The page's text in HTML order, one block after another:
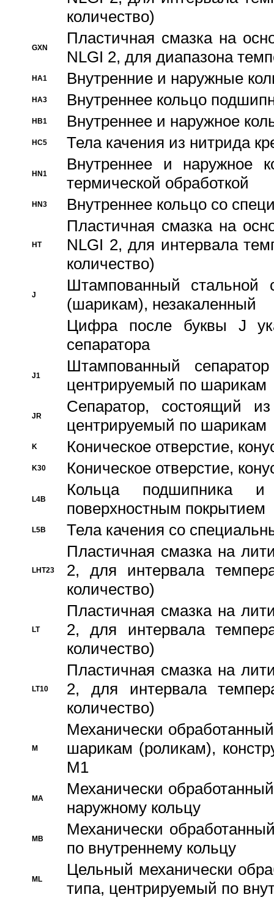
количество)
GXN
Пластичная смазка на
NLGI 2, для диапазона
HA1 Внутренние и наружные
HA3 Bнутреннее кольцо
HB1 Bнутреннее и наружное
HC5 Тела качения из нитрида
HN1
Bнутреннее и наружное
термической обработкой
HN3 Внутреннее кольцо со
HT
Пластичная смазка на
NLGI 2, для интервала
количество)
J
Штампованный стальной
(шарикам), незакаленный
Цифра после буквы J
сепаратора
J1
Штампованный
центрируемый по шарикам
JR
Сепаратор, состоящий
центрируемый по шарикам
K Коническое отверстие,
K30 Коническое отверстие,
L4B
Кольца подшипника
поверхностным покрытием
L5B Тела качения со
LHT23
Пластичная смазка на
2, для интервала
количество)
LT
Пластичная смазка на
2, для интервала
количество)
LT10
Пластичная смазка на
2, для интервала
количество)
M
Механически
шарикам (роликам),
M1
MA
Механически
наружному кольцу
MB
Механически
по внутреннему кольцу
ML
Цельный механически
типа, центрируемый по